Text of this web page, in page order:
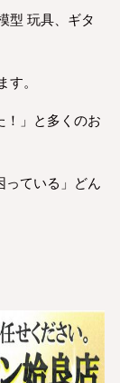
型 玩具、ギタ
す。
！」と多くのお
っている」どん